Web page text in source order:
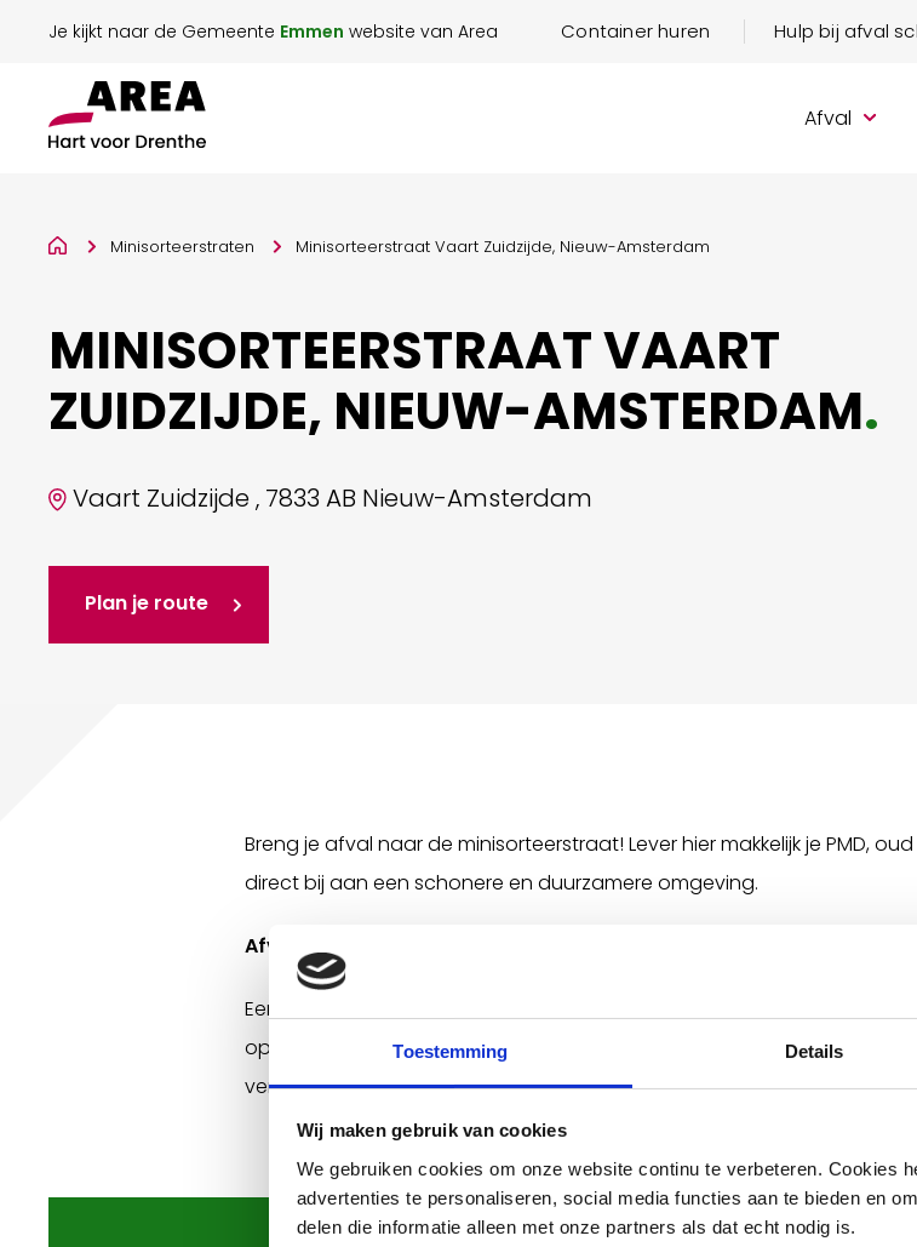
Toestemming Details
Wij maken gebruik van cookies
We gebruiken cookies om onze website continu te verbeteren. Cookies
advertenties te personaliseren, social media functies aan te bieden en
delen die informatie alleen met onze partners als dat echt nodig is.
Je kijkt naar de Gemeente Emmen website van Area Container huren Hulp bij afval
Afval
Minisorteerstraten Minisorteerstraat Vaart Zuidzijde, Nieuw-Amsterdam
MINISORTEERSTRAAT VAART
ZUIDZIJDE, NIEUW-AMSTERDAM.
Vaart Zuidzijde , 7833 AB Nieuw-Amsterdam
Plan je route
Breng je afval naar de minisorteerstraat! Lever hier makkelijk je PMD,
direct bij aan een schonere en duurzamere omgeving.
Afval scheiden is belangrijk!
Een groot deel van ons afval bestaat uit waardevolle grondstoffen.
opnieuw gebruiken. Zo blijft er minder restafval over. Dat is beter voor
verbrandingsoven in.